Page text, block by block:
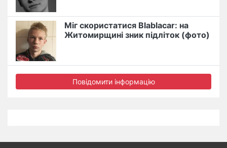
Міг скористатися Blablacar: на
Житомирщині зник підліток (фото)
Повідомити інформацію